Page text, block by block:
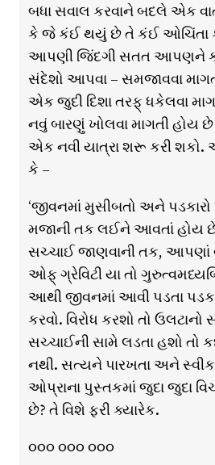
બધા સવાલ કરવાને બદલે એક
કે જે કંઈ થયું છે તે કંઈ ઓચિંતા
આપણી જિંદગી સતત આપણને
સંદેશો આપવા – સમજાવવા
એક જુદી દિશા તરફ્ ધકેલવા
નવું બારણું ખોલવા માગતી
એક નવી યાત્રા શરૂ કરી
કે –
‘જીવનમાં મુસીબતો અને
મજાની તક લઈને આવતાં હોય
સચ્ચાઈ જાણવાની તક, આપણાં
ઓફ્ ગ્રેવિટી યા તો
આથી જીવનમાં આવી પડતા
કરવો. વિરોધ કરશો તો
સચ્ચાઈની સામે લડતા હશો તો
નથી. સત્યને પારખતા અને
ઓપ્રાના પુસ્તકમાં જુદા જુદા
છે? તે વિશે ફરી ક્યારેક.
૦૦૦ ૦૦૦ ૦૦૦